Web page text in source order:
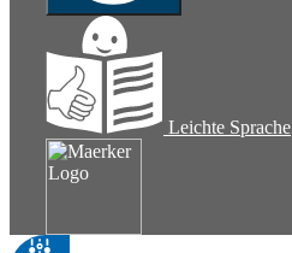
Leichte Sprache